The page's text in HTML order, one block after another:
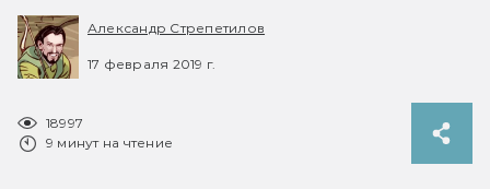
Александр Стрепетилов
17 февраля 2019 г.
18997
9 минут на чтение